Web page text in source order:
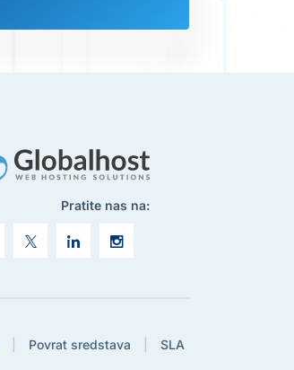
Pratite nas na:
Povrat sredstava SLA